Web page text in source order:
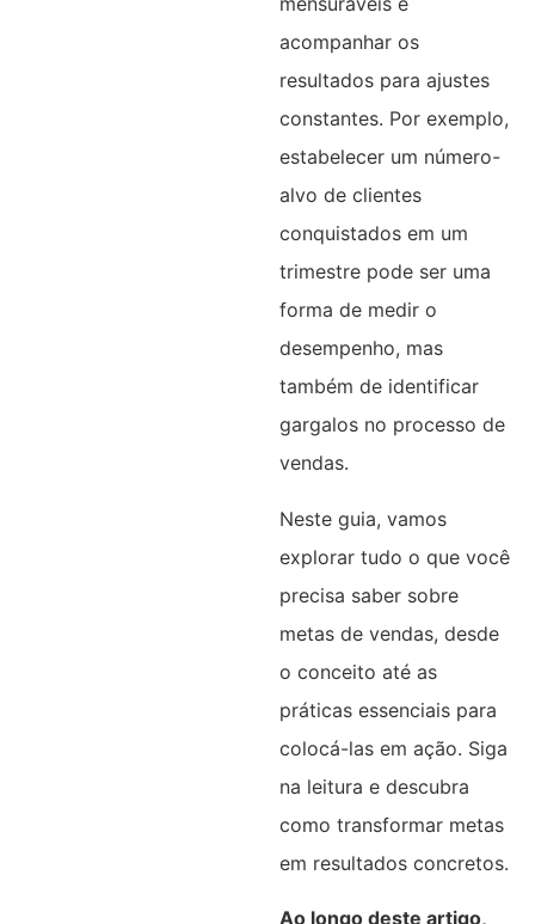
acompanhar os
resultados para ajustes
constantes. Por exemplo,
estabelecer um número-
alvo de clientes
conquistados em um
trimestre pode ser uma
forma de medir o
desempenho, mas
também de identificar
gargalos no processo de
vendas.
Neste guia, vamos
explorar tudo o que você
precisa saber sobre
metas de vendas, desde
o conceito até as
práticas essenciais para
colocá-las em ação. Siga
na leitura e descubra
como transformar metas
em resultados concretos.
Ao longo deste artigo,